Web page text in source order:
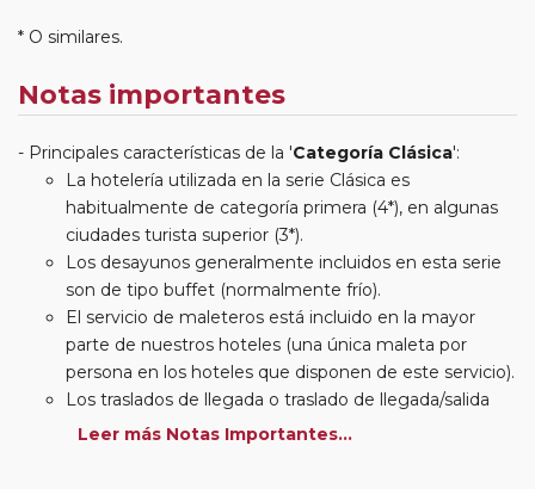
* O similares.
Notas importantes
Principales características de la 'Categoría Clásica':
La hotelería utilizada en la serie Clásica es
habitualmente de categoría primera (4*), en algunas
ciudades turista superior (3*).
Los desayunos generalmente incluidos en esta serie
son de tipo buffet (normalmente frío).
El servicio de maleteros está incluido en la mayor
parte de nuestros hoteles (una única maleta por
persona en los hoteles que disponen de este servicio).
Los traslados de llegada o traslado de llegada/salida
estarán incluidos según itinerario.
Leer más Notas Importantes...